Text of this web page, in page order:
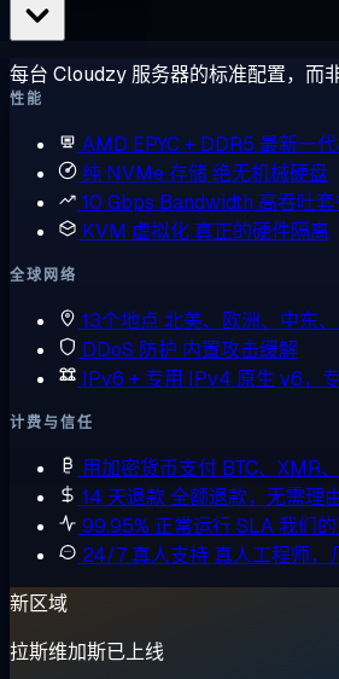
每台 Cloudzy 服务器的标准配置，而
性能
AMD EPYC + DDR5 最新一
纯 NVMe 存储绝无机械硬盘
10 Gbps Bandwidth 高吞吐
KVM 虚拟化 真正的硬件隔离
全球网络
13个地点 北美、欧洲、中东
DDoS 防护 内置攻击缓解
IPv6 + 专用 IPv4 原生 v6，
计费与信任
用加密货币支付 BTC、XMR
14 天退款全额退款，无需理
99.95% 正常运行 SLA我们
24/7 真人支持 真人工程师，
新区域
拉斯维加斯已上线